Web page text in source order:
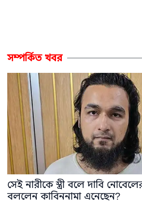
সম্পর্কিত খবর
সেই নারীকে স্ত্রী বলে দাবি
বললেন কাবিননামা এনেছেন?